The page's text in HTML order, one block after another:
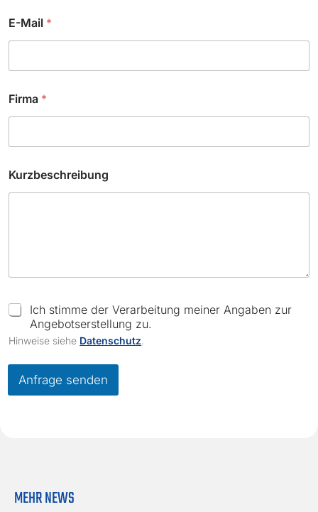
E-Mail *
Firma *
Kurzbeschreibung
K
u
r
z
b
n
C
e
c
k
Ich stimme der Verarbeitung meiner Angaben zur
Angebotserstellung zu.
Hinweise siehe Datenschutz
Anfrage senden
MEHR NEWS